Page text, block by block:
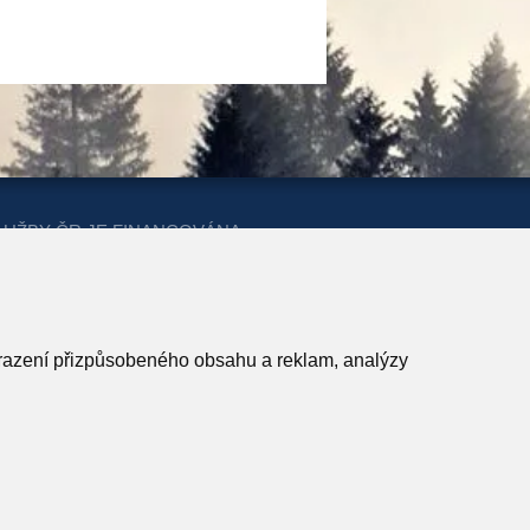
přizpůsobeného obsahu a reklam, analýzy
ČR JE FINANCOVÁNA